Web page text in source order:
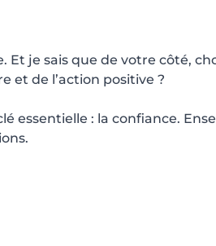
Et je sais que de votre côté,
et de l’action positive ?
essentielle : la confiance.